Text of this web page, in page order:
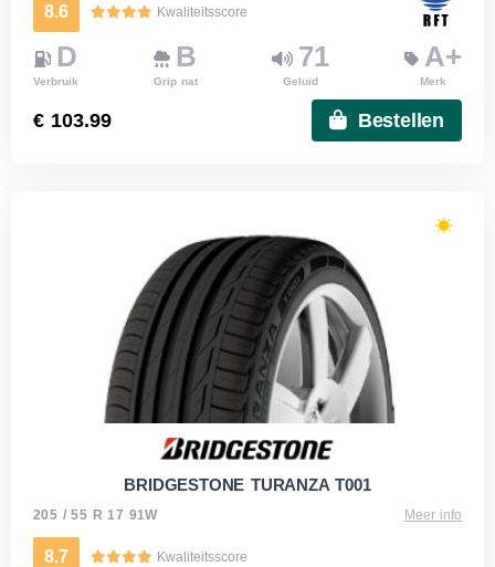
8.6 Kwaliteitsscore
D
Verbruik
B
Grip nat
71
Geluid
A+
Merk
€ 103.99 Bestellen
BRIDGESTONE TURANZA T001
205 / 55 R 17 91W Meer info
8.7 Kwaliteitsscore